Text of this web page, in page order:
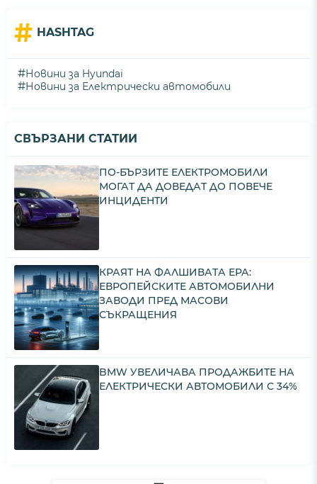
# HASHTAG
#Новини за Hyundai
#Новини за Електрически автомобили
СВЪРЗАНИ СТАТИИ
ПО-БЪРЗИТЕ ЕЛЕКТРОМОБИЛИ
МОГАТ ДА ДОВЕДАТ ДО ПОВЕЧЕ
ИНЦИДЕНТИ
КРАЯТ НА ФАЛШИВАТА ЕРА:
ЕВРОПЕЙСКИТЕ АВТОМОБИЛНИ
ЗАВОДИ ПРЕД МАСОВИ
СЪКРАЩЕНИЯ
BMW УВЕЛИЧАВА ПРОДАЖБИТЕ НА
ЕЛЕКТРИЧЕСКИ АВТОМОБИЛИ С 34%